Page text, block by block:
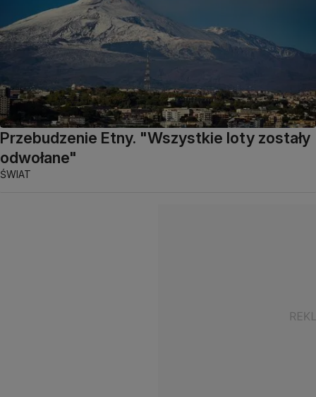
Przebudzenie Etny. "Wszystkie loty zostały
odwołane"
ŚWIAT